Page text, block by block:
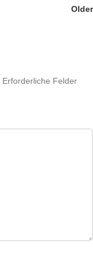
Older
Erforderliche Felder